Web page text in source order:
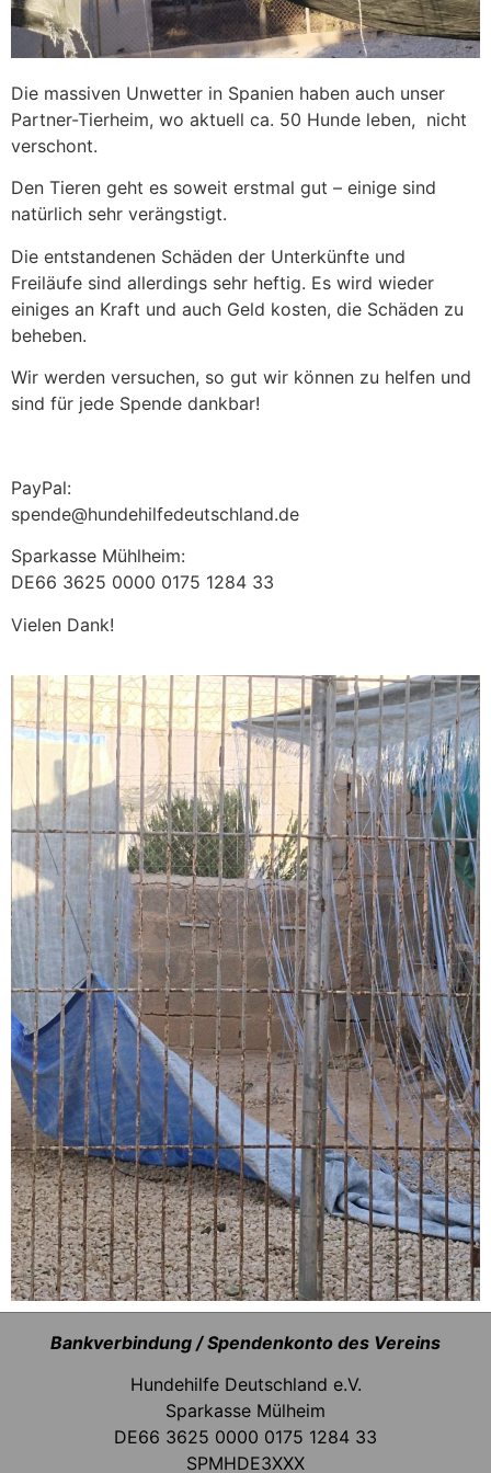
Die massiven Unwetter in Spanien haben auch unser
Partner-Tierheim, wo aktuell ca. 50 Hunde leben, nicht
verschont.
Den Tieren geht es soweit erstmal gut – einige sind
natürlich sehr verängstigt.
Die entstandenen Schäden der Unterkünfte und
Freiläufe sind allerdings sehr heftig. Es wird wieder
einiges an Kraft und auch Geld kosten, die Schäden zu
beheben.
Wir werden versuchen, so gut wir können zu helfen und
sind für jede Spende dankbar!
PayPal:
spende@hundehilfedeutschland.de
Sparkasse Mühlheim:
DE66 3625 0000 0175 1284 33
Vielen Dank!
Bankverbindung / Spendenkonto des Vereins
Hundehilfe Deutschland e.V.
Sparkasse Mülheim
DE66 3625 0000 0175 1284 33
SPMHDE3XXX